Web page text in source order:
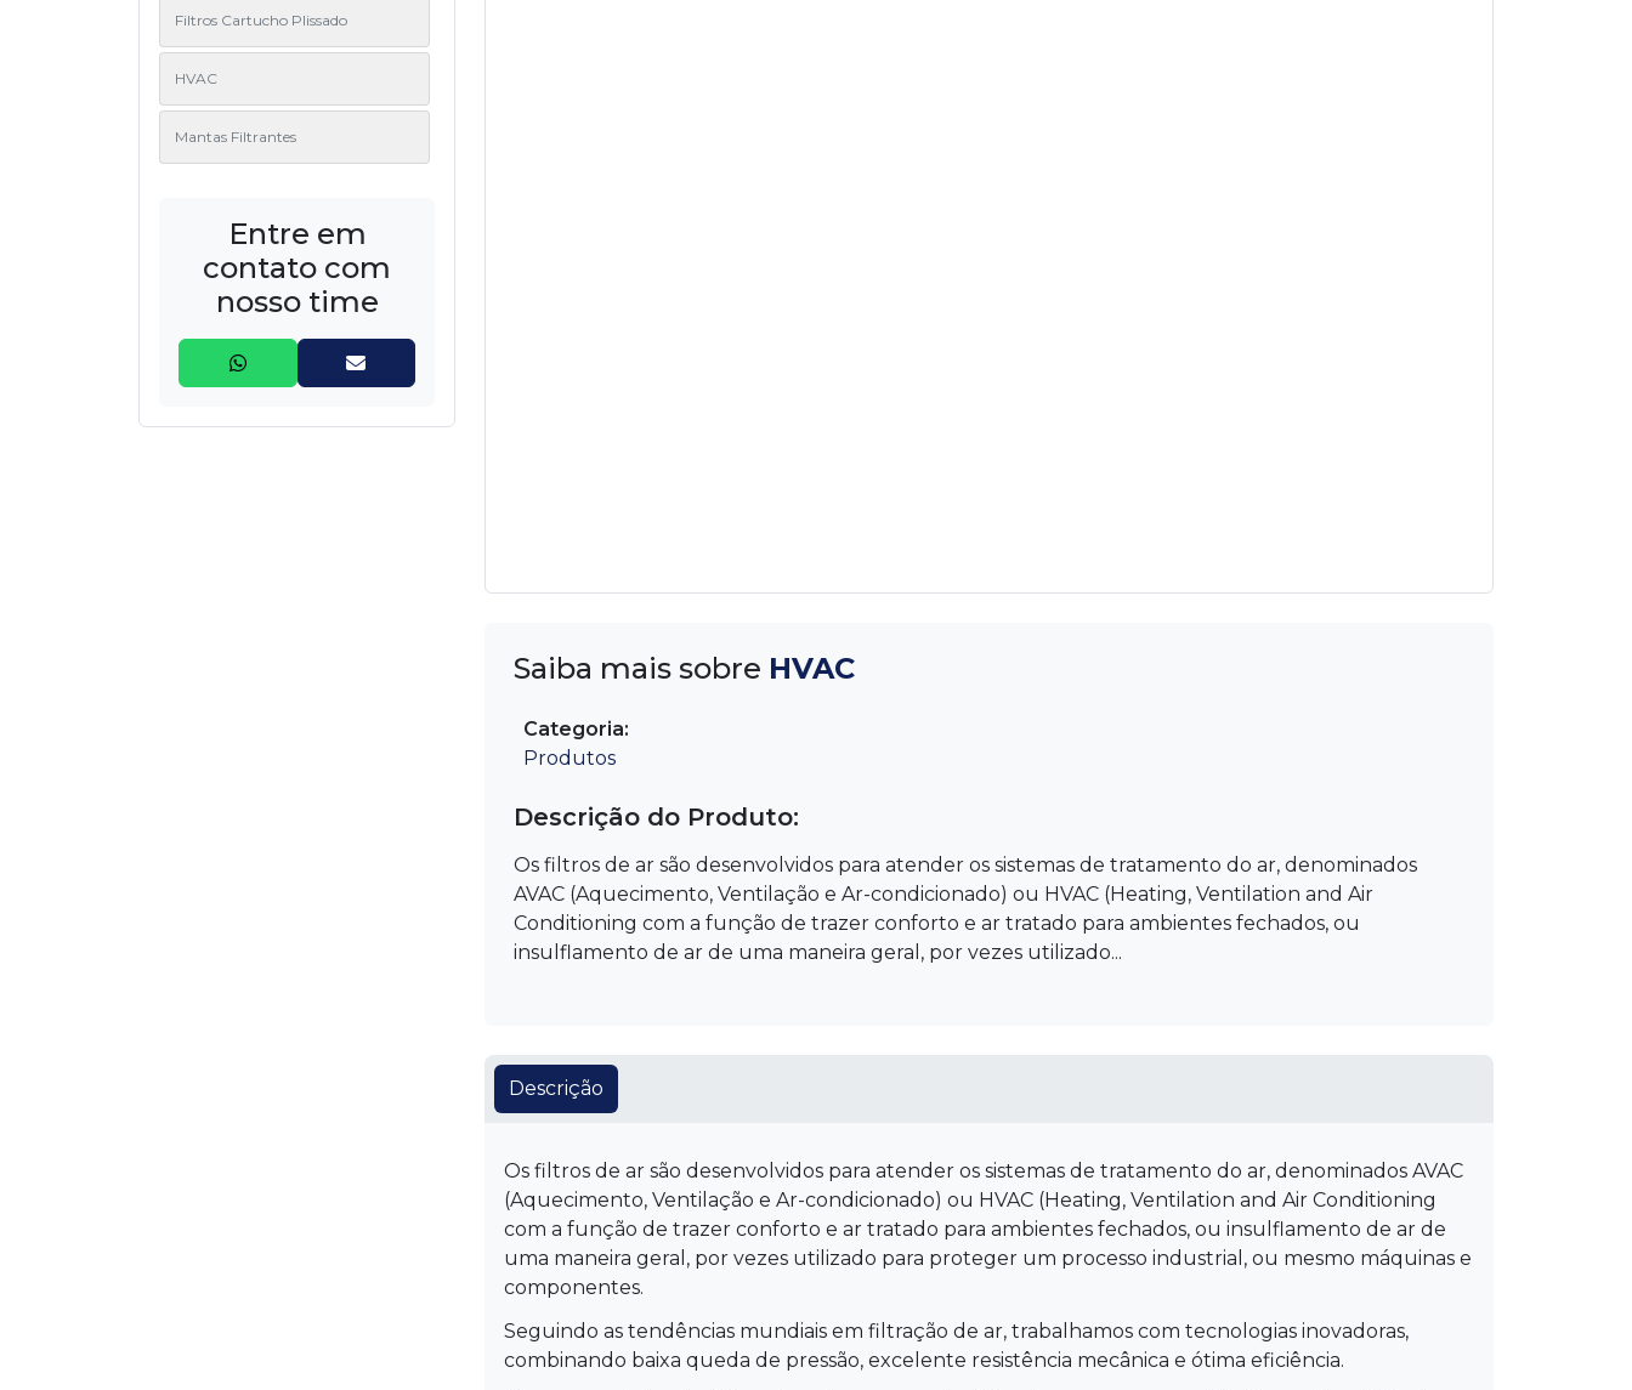
Saiba mais sobre HVAC
Categoria:
Produtos
Descrição do Produto:
Os filtros de ar são desenvolvidos para atender os sistemas de tratamento do ar, denominados
AVAC (Aquecimento, Ventilação e Ar-condicionado) ou HVAC (Heating, Ventilation and Air
Conditioning com a função de trazer conforto e ar tratado para ambientes fechados, ou
insulflamento de ar de uma maneira geral, por vezes utilizado...
Descrição
Os filtros de ar são desenvolvidos para atender os sistemas de tratamento do ar, denominados AVAC
(Aquecimento, Ventilação e Ar-condicionado) ou HVAC (Heating, Ventilation and Air Conditioning
com a função de trazer conforto e ar tratado para ambientes fechados, ou insulflamento de ar de
uma maneira geral, por vezes utilizado para proteger um processo industrial, ou mesmo máquinas e
componentes.
Seguindo as tendências mundiais em filtração de ar, trabalhamos com tecnologias inovadoras,
combinando baixa queda de pressão, excelente resistência mecânica e ótima eficiência.
Filtros Cartucho Plissado
HVAC
Mantas Filtrantes
Entre em
contato com
nosso time